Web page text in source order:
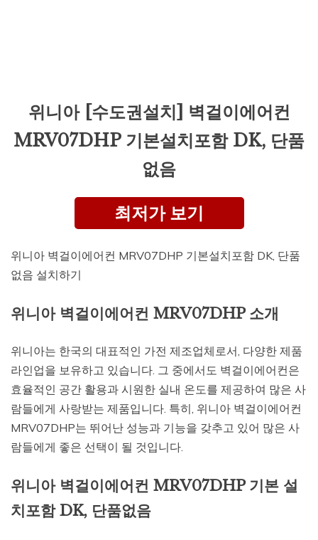
위니아 [수도권설치] 벽걸이에어컨
MRV07DHP 기본설치포함 DK, 단품
없음
최저가 보기
위니아 벽걸이에어컨 MRV07DHP 기본설치포함 DK, 단품
없음 설치하기
위니아 벽걸이에어컨 MRV07DHP 소개
위니아는 한국의 대표적인 가전 제조업체로서, 다양한 제품
라인업을 보유하고 있습니다. 그 중에서도 벽걸이에어컨은
효율적인 공간 활용과 시원한 실내 온도를 제공하여 많은 사
람들에게 사랑받는 제품입니다. 특히, 위니아 벽걸이에어컨
MRV07DHP는 뛰어난 성능과 기능을 갖추고 있어 많은 사
람들에게 좋은 선택이 될 것입니다.
위니아 벽걸이에어컨 MRV07DHP 기본 설
치포함 DK, 단품없음